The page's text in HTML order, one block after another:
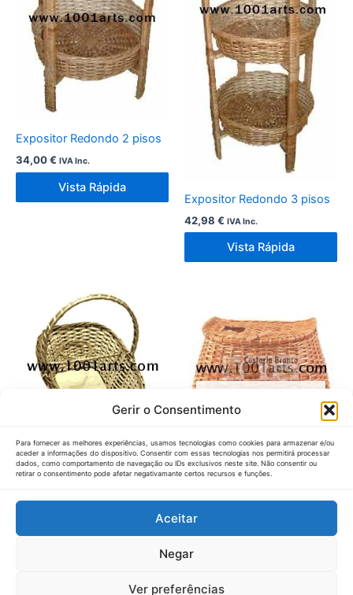
Gerir o Consentimento
Para fornecer as melhores experiências, usamos tecnologias como cookies para armazenar e/ou
aceder a informações do dispositivo. Consentir com essas tecnologias nos permitirá processar
dados, como comportamento de navegação ou IDs exclusivos neste site. Não consentir ou
retirar o consentimento pode afetar negativamante certos recursos e funções.
Aceitar
Negar
Ver preferências
Expositor Redondo 2 pisos
34,00€ IVA Inc.
Vista Rápida
Expositor Redondo 3 pisos
42,98 € IVA Inc.
Vista Rápida
Cesto para 1 Garrafa
ENCOMENDA
Cesto do Pescador